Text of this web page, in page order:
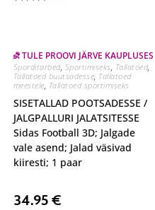
5
⛐ TULE PROOVI JÄRVE KAUPLUSES
Sporditarbed, Sportimiseks, Tallatoed,
Tallatoed buutsadesse, Tallatoed
meestele, Tallatoed sportimiseks
SISETALLAD POOTSADESSE /
JALGPALLURI JALATSITESSE
Sidas Football 3D; Jalgade
vale asend; Jalad väsivad
kiiresti; 1 paar
34.95€